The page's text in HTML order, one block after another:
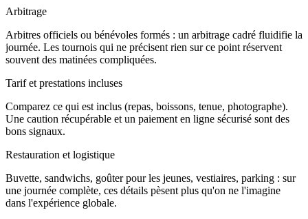
Arbitrage
Arbitres officiels ou bénévoles formés : un arbitrage cadré fluidifie la
journée. Les tournois qui ne précisent rien sur ce point réservent
souvent des matinées compliquées.
Tarif et prestations incluses
Comparez ce qui est inclus (repas, boissons, tenue, photographe).
Une caution récupérable et un paiement en ligne sécurisé sont des
bons signaux.
Restauration et logistique
Buvette, sandwichs, goûter pour les jeunes, vestiaires, parking : sur
une journée complète, ces détails pèsent plus qu'on ne l'imagine
dans l'expérience globale.